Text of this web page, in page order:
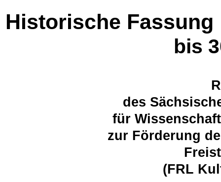
Historische Fassung
bis
des
für
zur Förderung
(FRL